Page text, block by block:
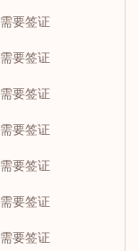
需要签证
需要签证
需要签证
需要签证
需要签证
需要签证
需要签证